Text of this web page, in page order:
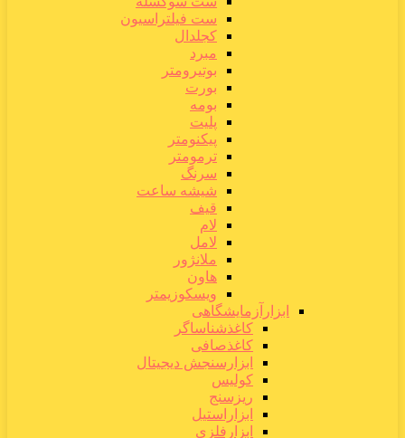
ست فیلتراسیون
کجلدال
مبرد
بوتیرومتر
بورت
بومه
پلیت
پیکنومتر
ترمومتر
سرنگ
شیشه ساعت
قیف
لام
لامل
ملانژور
هاون
ویسکوزیمتر
ابزارآزمایشگاهی
کاغذشناساگر
کاغذصافی
ابزارسنجش دیجیتال
کولیس
ریزسنج
ابزاراستیل
ابزارفلزی